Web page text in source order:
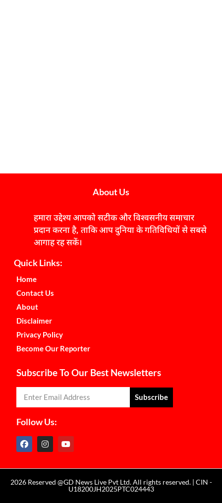
About Us
हमारा उद्देश्य आपको सटीक और विश्वसनीय समाचार
प्रदान करना है, ताकि आप दुनिया के गतिविधियों से सबसे
आगाह रह सकें।
Quick Links:
Home
Contact Us
About
Disclaimer
Privacy Policy
Become Our Reporter
Subscribe To Our Best Newsletters
Subscribe
Follow Us:
2026 Reserved @GD News Live Pvt Ltd. All rights reserved. | CIN -
U18200JH2025PTC024443